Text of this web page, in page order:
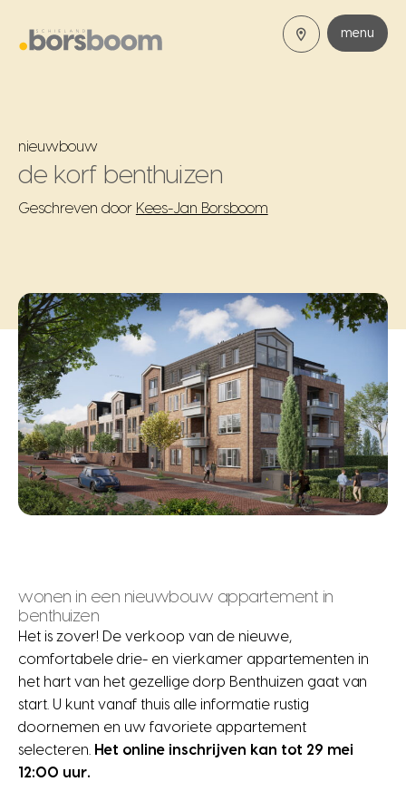
menu
nieuwbouw
de korf benthuizen
Geschreven door Kees-Jan Borsboom
wonen in een nieuwbouw appartement in
benthuizen
Het is zover! De verkoop van de nieuwe,
comfortabele drie- en vierkamer appartementen in
het hart van het gezellige dorp Benthuizen gaat van
start. U kunt vanaf thuis alle informatie rustig
doornemen en uw favoriete appartement
selecteren.
Het online inschrijven kan tot 29 mei
12:00 uur.